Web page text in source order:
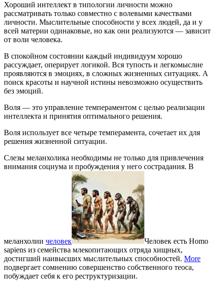
Хороший интеллект в типологии личности можно
рассматривать только совместно с волевыми качествами
личности. Мыслительные способности у всех людей, да и у
всей материи одинаковые, но как они реализуются — зависит
от воли человека.
В спокойном состоянии каждый индивидуум хорошо
рассуждает, оперирует логикой. Вся тупость и легкомыслие
проявляются в эмоциях, в сложных жизненных ситуациях. А
поиск красоты и научной истины невозможно осуществить
без эмоций.
Воля — это управление темпераментом с целью реализации
интеллекта и принятия оптимального решения.
Воля использует все четыре темперамента, сочетает их для
решения жизненной ситуации.
Слезы меланхолика необходимы не только для привлечения
внимания социума и пробуждения у него сострадания. В
меланхолии человек
Человек есть Homo
sapiens из семейства млекопитающих отряда хищных,
достигший наивысших мыслительных способностей. More
подвергает сомнению совершенство собственного теоса,
побуждает себя к его реструктуризации.